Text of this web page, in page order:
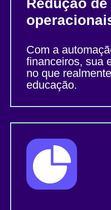
Redução
Com a
financeiros, sua
no que
educação.